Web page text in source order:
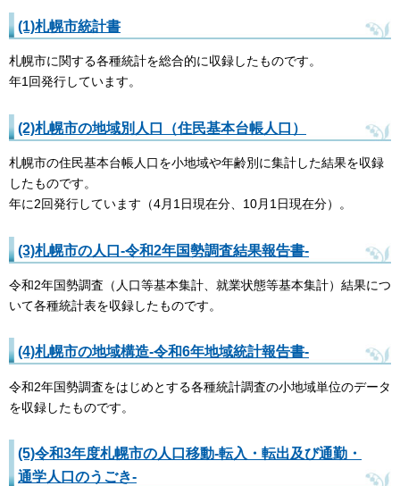
(1)札幌市統計書
札幌市に関する各種統計を総合的に収録したものです。
年1回発行しています。
(2)札幌市の地域別人口（住民基本台帳人口）
札幌市の住民基本台帳人口を小地域や年齢別に集計した結果を収録
したものです。
年に2回発行しています（4月1日現在分、10月1日現在分）。
(3)札幌市の人口-令和2年国勢調査結果報告書-
令和2年国勢調査（人口等基本集計、就業状態等基本集計）結果につ
いて各種統計表を収録したものです。
(4)札幌市の地域構造-令和6年地域統計報告書-
令和2年国勢調査をはじめとする各種統計調査の小地域単位のデータ
を収録したものです。
(5)令和3年度札幌市の人口移動-転入・転出及び通勤・
通学人口のうごき-